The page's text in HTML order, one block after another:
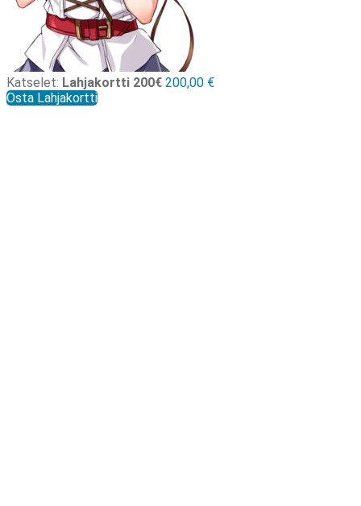
Katselet: Lahjakortti 200€ 200,00 €
Osta Lahjakortti